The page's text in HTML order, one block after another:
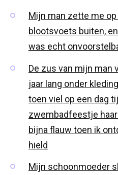
Mijn man zette me
blootsvoets buiten,
was echt
De zus van mijn man
jaar lang onder
toen viel op een dag
zwembadfeestje
bijna flauw toen ik
hield
Mijn schoonmoeder